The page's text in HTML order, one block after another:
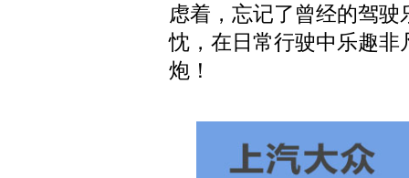
虑着，忘记了曾经的驾
忱，在日常行驶中乐趣
炮！